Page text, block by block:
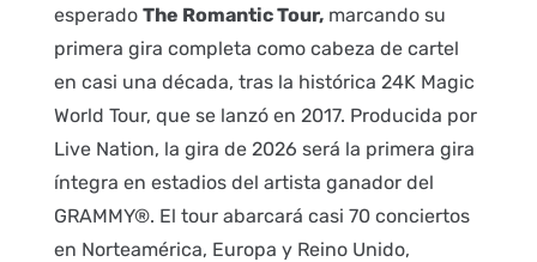
esperado The Romantic Tour,marcando su
primera gira completa como cabeza de cartel
en casi una década, tras la histórica 24K Magic
World Tour, que se lanzó en 2017. Producida por
Live Nation, la gira de 2026 será la primera gira
íntegra en estadios del artista ganador del
GRAMMY®. El tour abarcará casi 70 conciertos
en Norteamérica, Europa y Reino Unido,